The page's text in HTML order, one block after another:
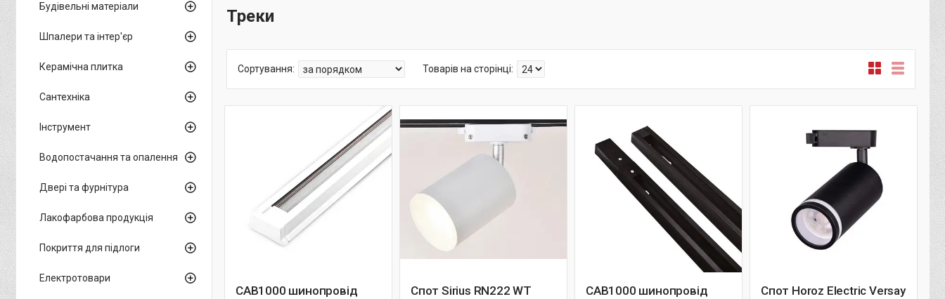
Треки
CAB1000 шинопровiд
Спот Sirius RN222 WT
CAB1000 шинопровiд
Спот Horoz Electric Versay
Будівельні матеріали
Шпалери та інтер'єр
Керамічна плитка
Сантехніка
Інструмент
Водопостачання та опалення
Двері та фурнітура
Лакофарбова продукція
Покриття для підлоги
Електротовари